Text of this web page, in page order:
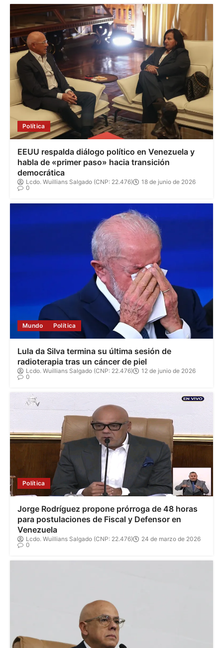
Política
EEUU respalda diálogo político en Venezuela y
habla de «primer paso» hacia transición
democrática
Lcdo. Wuillians Salgado (CNP: 22.476)
18 de junio de 2026
0
Mundo Política
Lula da Silva termina su última sesión de
radioterapia tras un cáncer de piel
Lcdo. Wuillians Salgado (CNP: 22.476)
12 de junio de 2026
0
Política
Jorge Rodríguez propone prórroga de 48 horas
para postulaciones de Fiscal y Defensor en
Venezuela
Lcdo. Wuillians Salgado (CNP: 22.476)
24 de marzo de 2026
0